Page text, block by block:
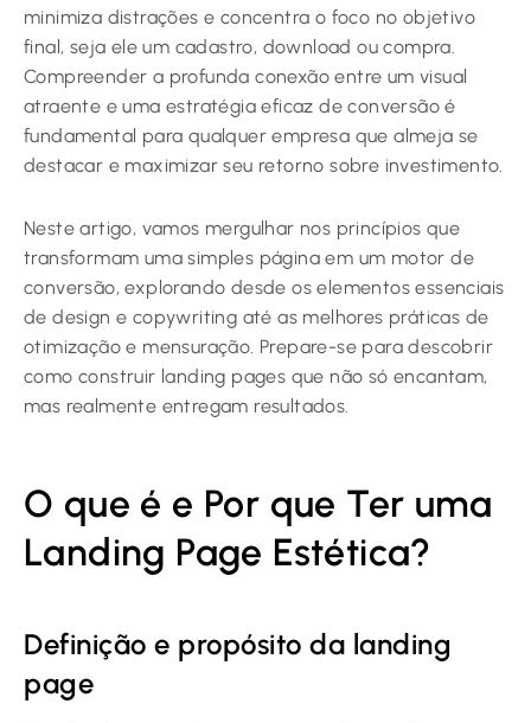
minimiza distrações e concentra o foco no objetivo
final, seja ele um cadastro, download ou compra.
Compreender a profunda conexão entre um visual
atraente e uma estratégia eficaz de conversão é
fundamental para qualquer empresa que almeja se
destacar e maximizar seu retorno sobre investimento.
Neste artigo, vamos mergulhar nos princípios que
transformam uma simples página em um motor de
conversão, explorando desde os elementos essenciais
de design e copywriting até as melhores práticas de
otimização e mensuração. Prepare-se para descobrir
como construir landing pages que não só encantam,
mas realmente entregam resultados.
O que é e Por que Ter uma
Landing Page Estética?
Definição e propósito da landing
page